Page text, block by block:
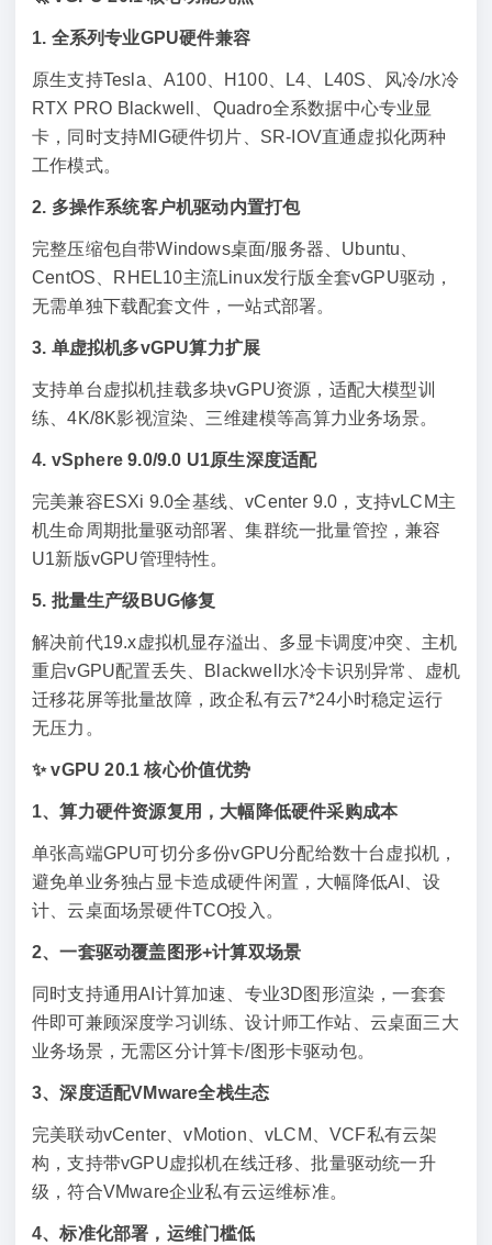
1. 全系列专业GPU硬件兼容
原生支持Tesla、A100、H100、L4、L40S、风冷/水冷
RTX PRO Blackwell、Quadro全系数据中心专业显
卡，同时支持MIG硬件切片、SR-IOV直通虚拟化两种
工作模式。
2. 多操作系统客户机驱动内置打包
完整压缩包自带Windows桌面/服务器、Ubuntu、
CentOS、RHEL10主流Linux发行版全套vGPU驱动，
无需单独下载配套文件，一站式部署。
3. 单虚拟机多vGPU算力扩展
支持单台虚拟机挂载多块vGPU资源，适配大模型训
练、4K/8K影视渲染、三维建模等高算力业务场景。
4. vSphere 9.0/9.0 U1原生深度适配
完美兼容ESXi 9.0全基线、vCenter 9.0，支持vLCM主
机生命周期批量驱动部署、集群统一批量管控，兼容
U1新版vGPU管理特性。
5. 批量生产级BUG修复
解决前代19.x虚拟机显存溢出、多显卡调度冲突、主机
重启vGPU配置丢失、Blackwell水冷卡识别异常、虚机
迁移花屏等批量故障，政企私有云7*24小时稳定运行
无压力。
✨ vGPU 20.1 核心价值优势
1、算力硬件资源复用，大幅降低硬件采购成本
单张高端GPU可切分多份vGPU分配给数十台虚拟机，
避免单业务独占显卡造成硬件闲置，大幅降低AI、设
计、云桌面场景硬件TCO投入。
2、一套驱动覆盖图形+计算双场景
同时支持通用AI计算加速、专业3D图形渲染，一套套
件即可兼顾深度学习训练、设计师工作站、云桌面三大
业务场景，无需区分计算卡/图形卡驱动包。
3、深度适配VMware全栈生态
完美联动vCenter、vMotion、vLCM、VCF私有云架
构，支持带vGPU虚拟机在线迁移、批量驱动统一升
级，符合VMware企业私有云运维标准。
4、标准化部署，运维门槛低